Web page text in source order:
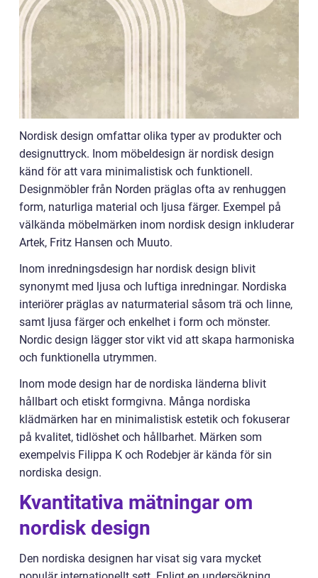
Nordisk design omfattar olika typer av produkter och
designuttryck. Inom möbeldesign är nordisk design
känd för att vara minimalistisk och funktionell.
Designmöbler från Norden präglas ofta av renhuggen
form, naturliga material och ljusa färger. Exempel på
välkända möbelmärken inom nordisk design inkluderar
Artek, Fritz Hansen och Muuto.
Inom inredningsdesign har nordisk design blivit
synonymt med ljusa och luftiga inredningar. Nordiska
interiörer präglas av naturmaterial såsom trä och linne,
samt ljusa färger och enkelhet i form och mönster.
Nordic design lägger stor vikt vid att skapa harmoniska
och funktionella utrymmen.
Inom mode design har de nordiska länderna blivit
hållbart och etiskt formgivna. Många nordiska
klädmärken har en minimalistisk estetik och fokuserar
på kvalitet, tidlöshet och hållbarhet. Märken som
exempelvis Filippa K och Rodebjer är kända för sin
nordiska design.
Kvantitativa mätningar om
nordisk design
Den nordiska designen har visat sig vara mycket